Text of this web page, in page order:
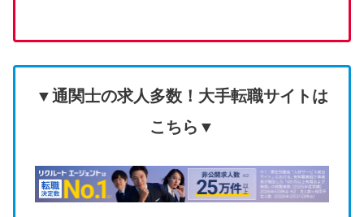
▼通関士の求人多数！大手転職サイトは
こちら▼